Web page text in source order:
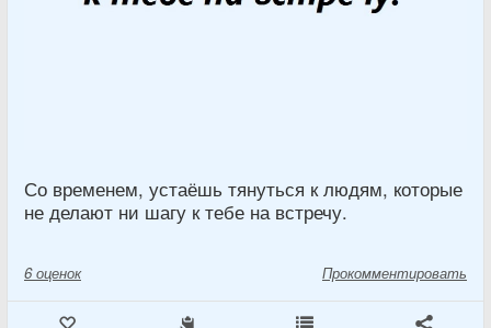
Со временем, устаёшь тянуться к людям, которые
не делают ни шагу к тебе на встречу.
6 оценок Прокомментировать